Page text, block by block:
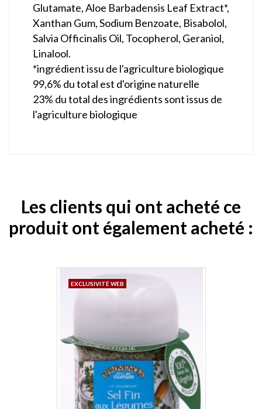
Glutamate, Aloe Barbadensis Leaf Extract*,
Xanthan Gum, Sodium Benzoate, Bisabolol,
Salvia Officinalis Oil, Tocopherol, Geraniol,
Linalool.
*ingrédient issu de l'agriculture biologique
99,6% du total est d'origine naturelle
23% du total des ingrédients sont issus de
l'agriculture biologique
Les clients qui ont acheté ce
produit ont également acheté :
EXCLUSIVITÉ WEB